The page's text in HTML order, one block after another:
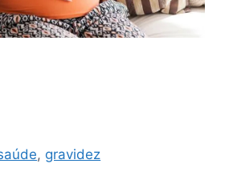
, gravidez